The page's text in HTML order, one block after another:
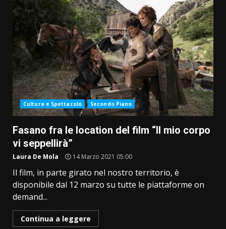
Cultura e Spettacolo Secondo Piano
Fasano fra le location del film “Il mio corpo
vi seppellirà”
Laura De Mola 14 Marzo 2021 05:00
Il film, in parte girato nel nostro territorio, è
disponibile dal 12 marzo su tutte le piattaforme on
demand...
Continua a leggere